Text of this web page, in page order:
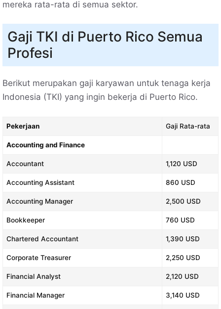
mereka rata-rata di semua sektor.
Gaji TKI di Puerto Rico Semua
Profesi
Berikut merupakan gaji karyawan untuk tenaga kerja
Indonesia (TKI) yang ingin bekerja di Puerto Rico.
Pekerjaan Gaji Rata-rata
Accounting and Finance
Accountant 1,120 USD
Accounting Assistant 860 USD
Accounting Manager 2,500 USD
Bookkeeper 760 USD
Chartered Accountant 1,390 USD
Corporate Treasurer 2,250 USD
Financial Analyst 2,120 USD
Financial Manager 3,140 USD